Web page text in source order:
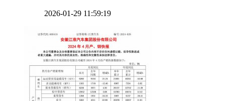
2026-01-29 11:59:19